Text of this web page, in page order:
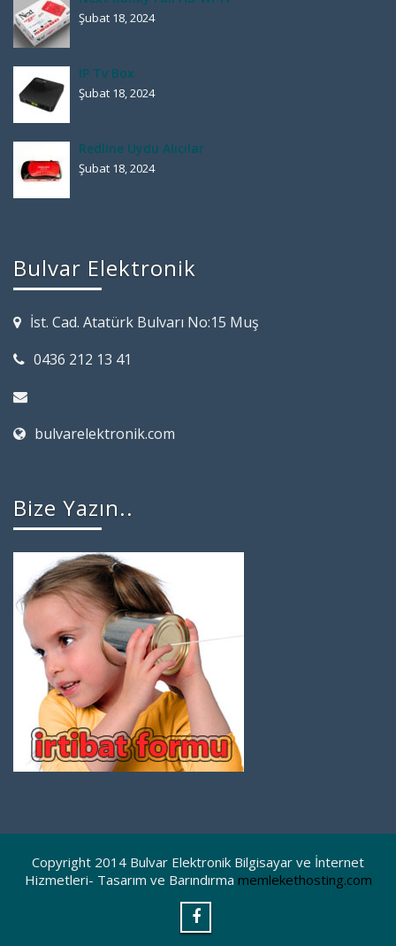
Şubat 18, 2024
IP Tv Box
Şubat 18, 2024
Redline Uydu Alıcılar
Şubat 18, 2024
Bulvar Elektronik
İst. Cad. Atatürk Bulvarı No:15 Muş
0436 212 13 41
bulvarelektronik.com
Bize Yazın..
Copyright 2014 Bulvar Elektronik Bilgisayar ve İnternet
Hizmetleri- Tasarım ve Barındırma memlekethosting.com